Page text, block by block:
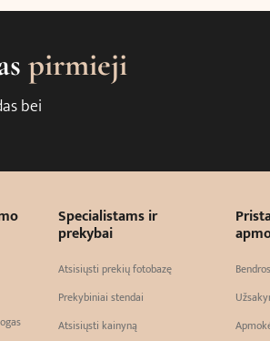
pirmieji
bei
Specialistams ir
prekybai
Atsisiųsti prekių fotobazę
Prekybiniai stendai
Atsisiųsti kainyną